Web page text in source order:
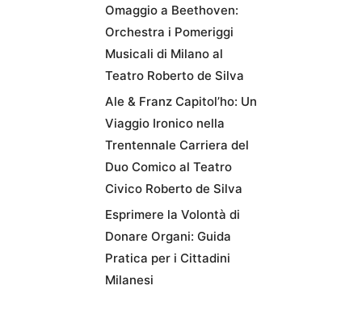
Omaggio a Beethoven:
Orchestra i Pomeriggi
Musicali di Milano al
Teatro Roberto de Silva
Ale & Franz Capitol’ho: Un
Viaggio Ironico nella
Trentennale Carriera del
Duo Comico al Teatro
Civico Roberto de Silva
Esprimere la Volontà di
Donare Organi: Guida
Pratica per i Cittadini
Milanesi